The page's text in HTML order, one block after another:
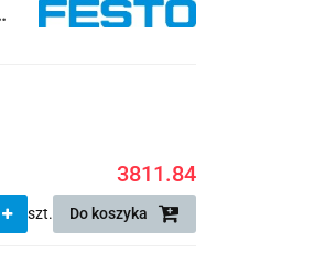
3811.84
szt. Do koszyka